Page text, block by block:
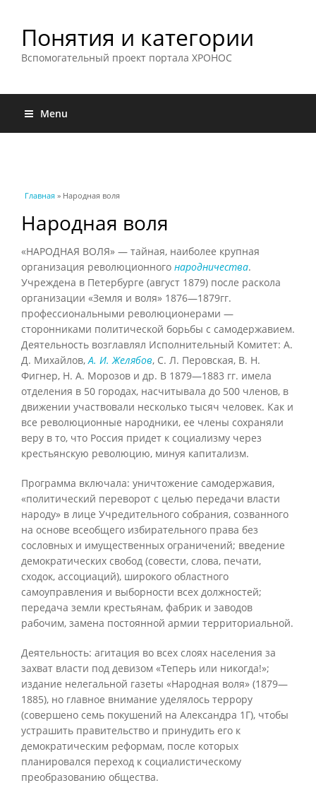
Понятия и категории
Вспомогательный проект портала ХРОНОС
Menu
Вы здесь
Главная » Народная воля
Народная воля
«НАРОДНАЯ ВОЛЯ» — тайная, наиболее крупная
организация революционного народничества.
Учреждена в Петербурге (август 1879) после раскола
организации «Земля и воля» 1876—1879гг.
профессиональными революционерами —
сторонниками политической борьбы с самодержавием.
Деятельность возглавлял Исполнительный Комитет: А.
Д. Михайлов, А. И. Желябов, С. Л. Перовская, В. Н.
Фигнер, Н. А. Морозов и др. В 1879—1883 гг. имела
отделения в 50 городах, насчитывала до 500 членов, в
движении участвовали несколько тысяч человек. Как и
все революционные народники, ее члены сохраняли
веру в то, что Россия придет к социализму через
крестьянскую революцию, минуя капитализм.
Программа включала: уничтожение самодержавия,
«политический переворот с целью передачи власти
народу» в лице Учредительного собрания, созванного
на основе всеобщего избирательного права без
сословных и имущественных ограничений; введение
демократических свобод (совести, слова, печати,
сходок, ассоциаций), широкого областного
самоуправления и выборности всех должностей;
передача земли крестьянам, фабрик и заводов
рабочим, замена постоянной армии территориальной.
Деятельность: агитация во всех слоях населения за
захват власти под девизом «Теперь или никогда!»;
издание нелегальной газеты «Народная воля» (1879—
1885), но главное внимание уделялось террору
(совершено семь покушений на Александра 1Г), чтобы
устрашить правительство и принудить его к
демократическим реформам, после которых
планировался переход к социалистическому
преобразованию общества.